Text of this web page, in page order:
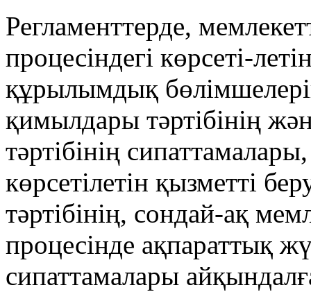
Регламенттерде,
процесіндегі көрсеті-
құрылымдық
қимылдары тәртібінің
тәртібінің
көрсетілетін қызметті
тәртібінің, сондай-ақ
процесінде ақпараттық
сипаттамалары